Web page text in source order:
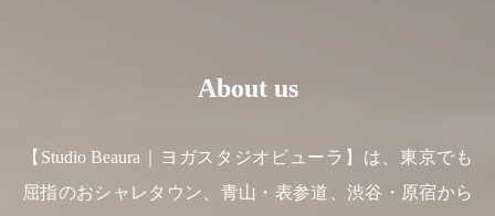
About us
【Studio Beaura｜ヨガスタジオビューラ】は、東京でも
屈指のおシャレタウン、青山・表参道、渋谷・原宿から